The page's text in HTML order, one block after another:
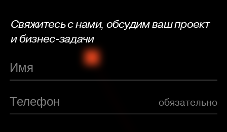
Свяжитесь с нами, обсудим ваш проект
и бизнес-задачи
обязательно